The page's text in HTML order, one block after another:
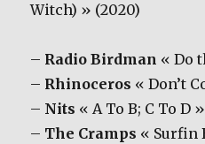
Witch) » (2020)
– Radio Birdman « Do
– Rhinoceros « Don’t
– Nits « A To B; C To D
– The Cramps « Surfin